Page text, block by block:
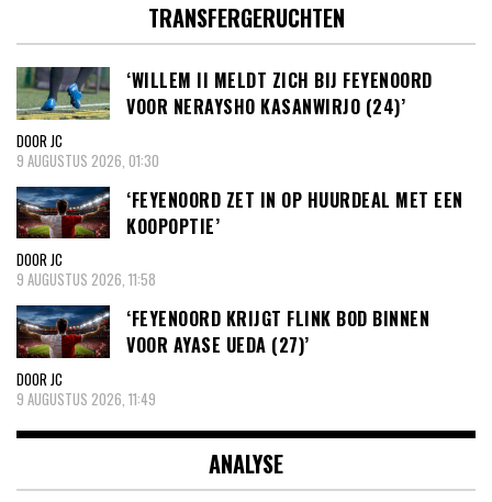
TRANSFERGERUCHTEN
‘WILLEM II MELDT ZICH BIJ FEYENOORD
VOOR NERAYSHO KASANWIRJO (24)’
DOOR JC
9 AUGUSTUS 2026, 01:30
‘FEYENOORD ZET IN OP HUURDEAL MET EEN
KOOPOPTIE’
DOOR JC
9 AUGUSTUS 2026, 11:58
‘FEYENOORD KRIJGT FLINK BOD BINNEN
VOOR AYASE UEDA (27)’
DOOR JC
9 AUGUSTUS 2026, 11:49
ANALYSE